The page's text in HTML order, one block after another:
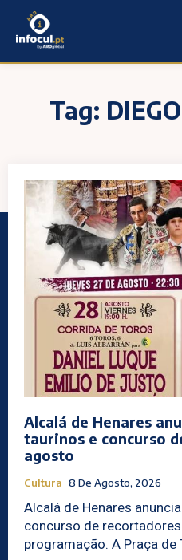
Tag:
Alcalá de Henares
taurinos e concurso
agosto
Cultura 8 De Agosto, 2026
Alcalá de Henares
concurso de
programação. A